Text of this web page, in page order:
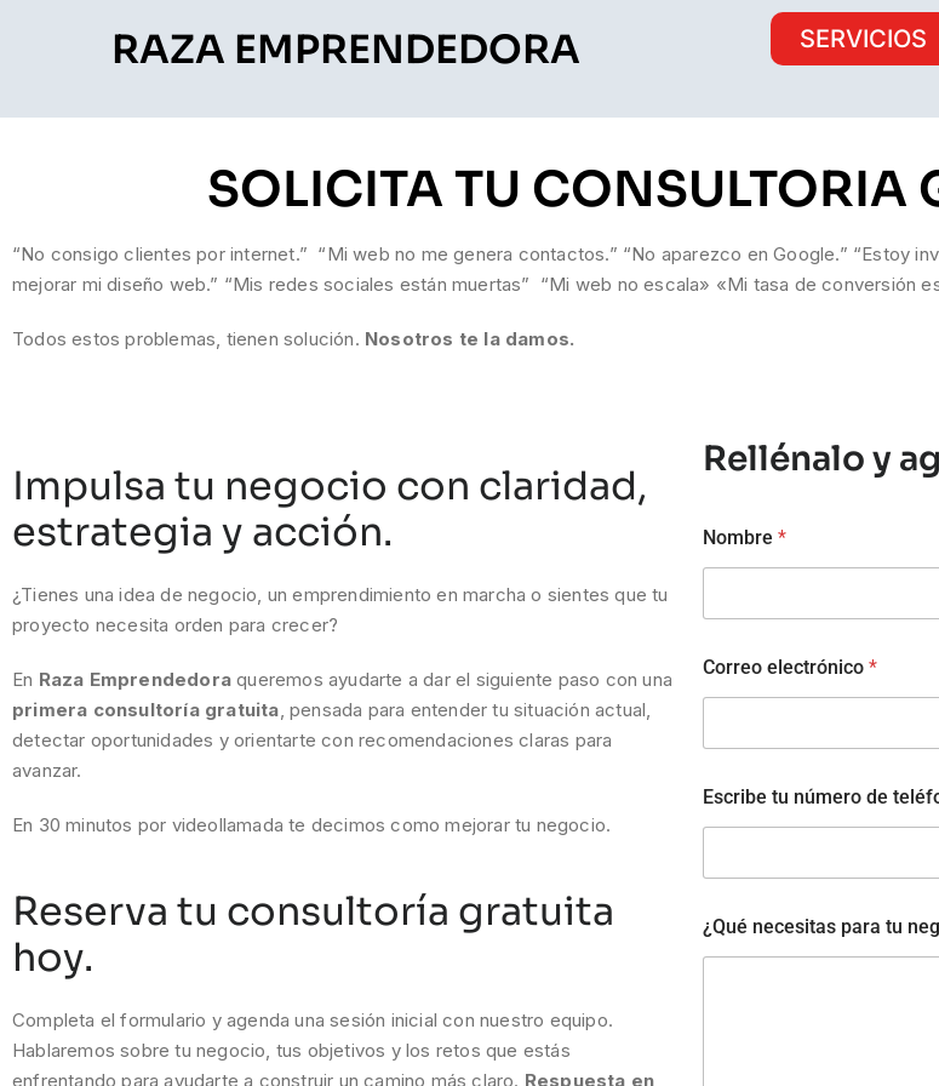
RAZA EMPRENDEDORA SERVICIOS
SOLICITA TU CONSULTORIA
“No consigo clientes por internet.” “Mi web no me genera contactos.” “No aparezco en Google.” “Estoy
mejorar mi diseño web.” “Mis redes sociales están muertas” “Mi web no escala» «Mi tasa de conversión
Todos estos problemas, tienen solución. Nosotros te la damos.
Impulsa tu negocio con claridad,
estrategia y acción.
¿Tienes una idea de negocio, un emprendimiento en marcha o sientes que tu
proyecto necesita orden para crecer?
En Raza Emprendedora queremos ayudarte a dar el siguiente paso con una
primera consultoría gratuita, pensada para entender tu situación actual,
detectar oportunidades y orientarte con recomendaciones claras para
avanzar.
En 30 minutos por videollamada te decimos como mejorar tu negocio.
Reserva tu consultoría gratuita
hoy.
Completa el formulario y agenda una sesión inicial con nuestro equipo.
Hablaremos sobre tu negocio, tus objetivos y los retos que estás
enfrentando para ayudarte a construir un camino más claro. Respuesta en
Rellénalo y
Nombre *
Correo electrónico *
Escribe tu número de
¿Qué necesitas para tu